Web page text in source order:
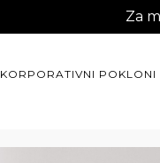
Za
KORPORATIVNI POKLONI